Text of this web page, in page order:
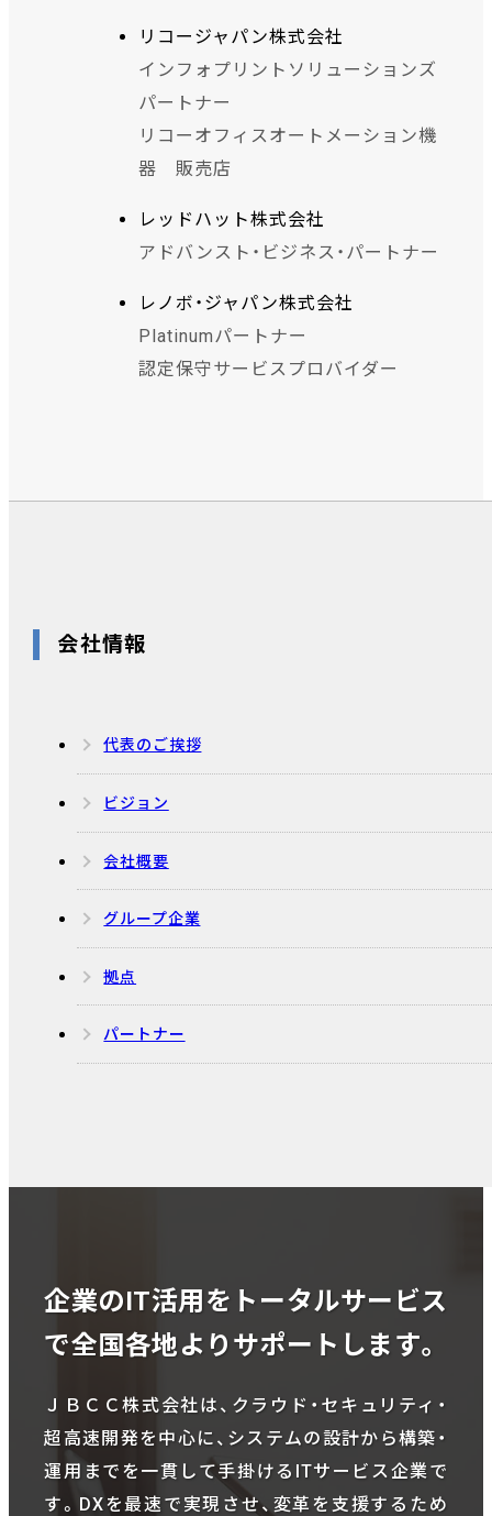
会社情報
代表のご挨拶
ビジョン
会社概要
グループ企業
拠点
パートナー
リコージャパン株式会社
インフォプリントソリューションズ
パートナー
リコーオフィスオートメーション機
器 販売店
レッドハット株式会社
アドバンスト・ビジネス・パートナー
レノボ・ジャパン株式会社
Platinumパートナー
認定保守サービスプロバイダー
企業のIT活用をトータルサービス
で全国各地よりサポートします。
ＪＢＣＣ株式会社は、クラウド・セキュリティ・
超高速開発を中心に、システムの設計から構築・
運用までを一貫して手掛けるITサービス企業で
す。DXを最速で実現させ、変革を支援するため